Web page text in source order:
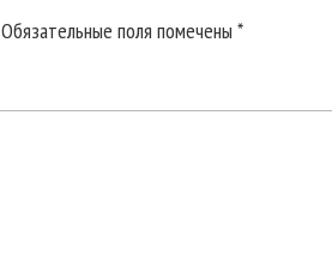
Обязательные поля помечены*